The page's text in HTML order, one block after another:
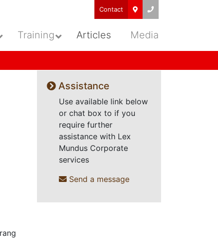
Contact
Training Articles Media
Assistance
Use available link below
or chat box to if you
require further
assistance with Lex
Mundus Corporate
services
Send a message